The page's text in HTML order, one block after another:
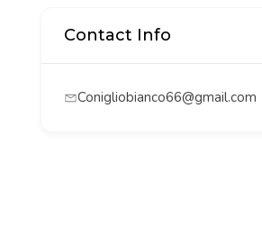
Contact Info
Conigliobianco66@gmail.com